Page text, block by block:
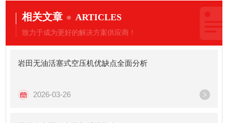
相关文章 ARTICLES
致力于成为更好的解决方案供应商！
岩田无油活塞式空压机优缺点全面分析
2026-03-26